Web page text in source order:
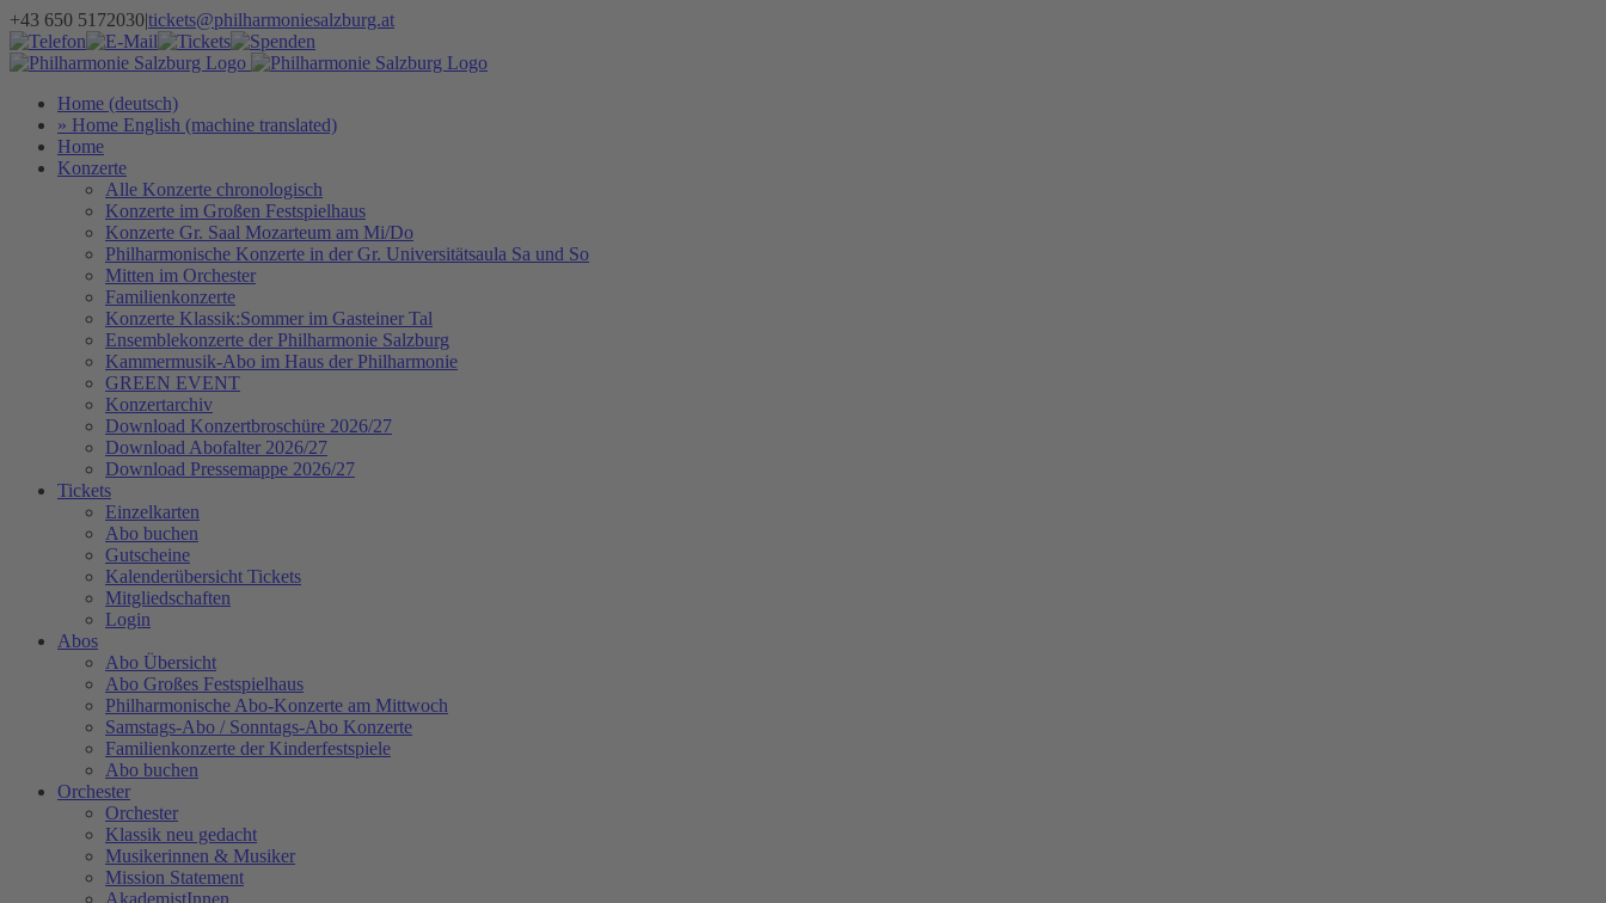
Zum
Inhalt
springen
+43 650 5172030|tickets@philharmoniesalzburg.at
Facebook
YouTube
Instagram
Telefon
E-
Mail
Tickets Spenden
Home (deutsch)
» Home English (machine translated)
Home
Konzerte
Alle Konzerte chronologisch
Konzerte im Großen Festspielhaus
Konzerte Gr. Saal Mozarteum am Mi/Do
Philharmonische Konzerte in der Gr. Universitätsaula Sa und So
Mitten im Orchester
Familienkonzerte
Konzerte Klassik:Sommer im Gasteiner Tal
Ensemblekonzerte der Philharmonie Salzburg
Kammermusik-Abo im Haus der Philharmonie
GREEN EVENT
Konzertarchiv
Download Konzertbroschüre 2026/27
Download Abofalter 2026/27
Download Pressemappe 2026/27
Tickets
Einzelkarten
Abo buchen
Gutscheine
Kalenderübersicht Tickets
Mitgliedschaften
Login
Abos
Abo Übersicht
Abo Großes Festspielhaus
Philharmonische Abo-Konzerte am Mittwoch
Samstags-Abo / Sonntags-Abo Konzerte
Familienkonzerte der Kinderfestspiele
Abo buchen
Orchester
Orchester
Klassik neu gedacht
Musikerinnen & Musiker
Mission Statement
AkademistInnen